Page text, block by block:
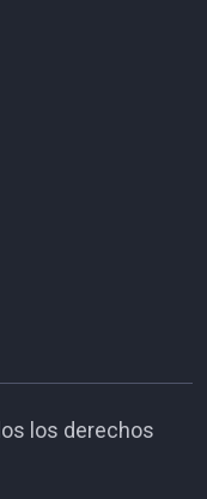
los derechos